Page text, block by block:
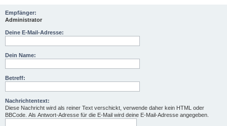
Empfänger:
Administrator
Deine E-Mail-Adresse:
Dein Name:
Betreff:
Nachrichtentext:
Diese Nachricht wird als reiner Text verschickt, verwende daher kein HTML oder
BBCode. Als Antwort-Adresse für die E-Mail wird deine E-Mail-Adresse angegeben.